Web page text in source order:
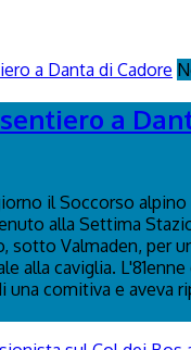
a
il Soccorso alpino
alla Settima
sotto Valmaden, per
alla caviglia. L'81enne
una comitiva e aveva